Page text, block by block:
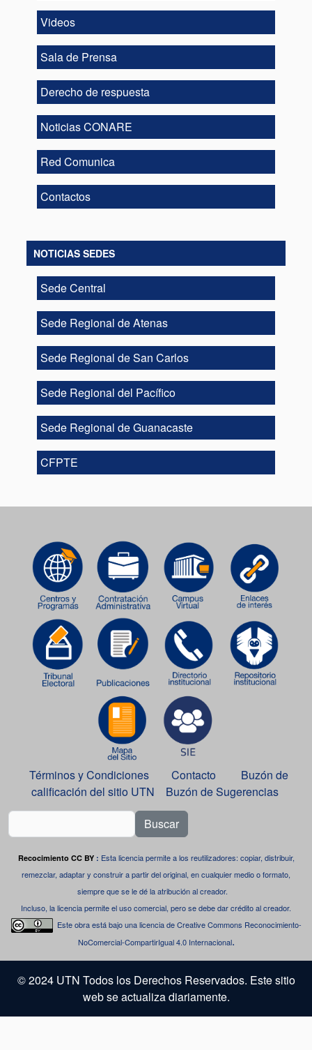
Videos
Sala de Prensa
Derecho de respuesta
Noticias CONARE
Red Comunica
Contactos
NOTICIAS SEDES
Sede Central
Sede Regional de Atenas
Sede Regional de San Carlos
Sede Regional del Pacífico
Sede Regional de Guanacaste
CFPTE
Términos y Condiciones Contacto
Buzón de
calificación del sitio UTN
Buzón de Sugerencias
Buscar
Recocimiento CC BY : Esta licencia permite a los reutilizadores: copiar, distribuir,
remezclar, adaptar y construir a partir del original, en cualquier medio o formato,
siempre que se le dé la atribución al creador.
Incluso, la licencia permite el uso comercial, pero se debe dar crédito al creador.
Este obra está bajo unalicencia de Creative Commons Reconocimiento-
NoComercial-CompartirIgual 4.0 Internacional.
© 2024 UTN Todos los Derechos Reservados. Este sitio
web se actualiza diariamente.